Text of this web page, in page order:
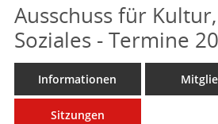
Ausschuss für
Soziales - Termine
Informationen
Sitzungen